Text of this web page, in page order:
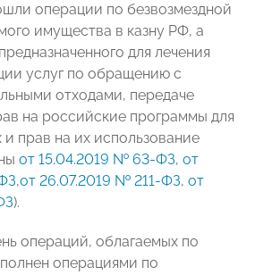
операции по безвозмездной
имущества в казну РФ, а
для лечения
услуг по обращению с
отходами, передаче
на российские программы для
прав на их использование
от 15.04.2019 № 63-ФЗ, от
,от 26.07.2019 № 211-ФЗ, от
).
операций, облагаемых по
операциями по